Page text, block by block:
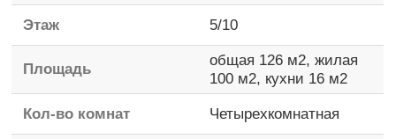
Этаж
5/10
Площадь общая 126 м2,жилая
100 м2, кухни 16 м2
Кол-во комнат
Четырехкомнатная